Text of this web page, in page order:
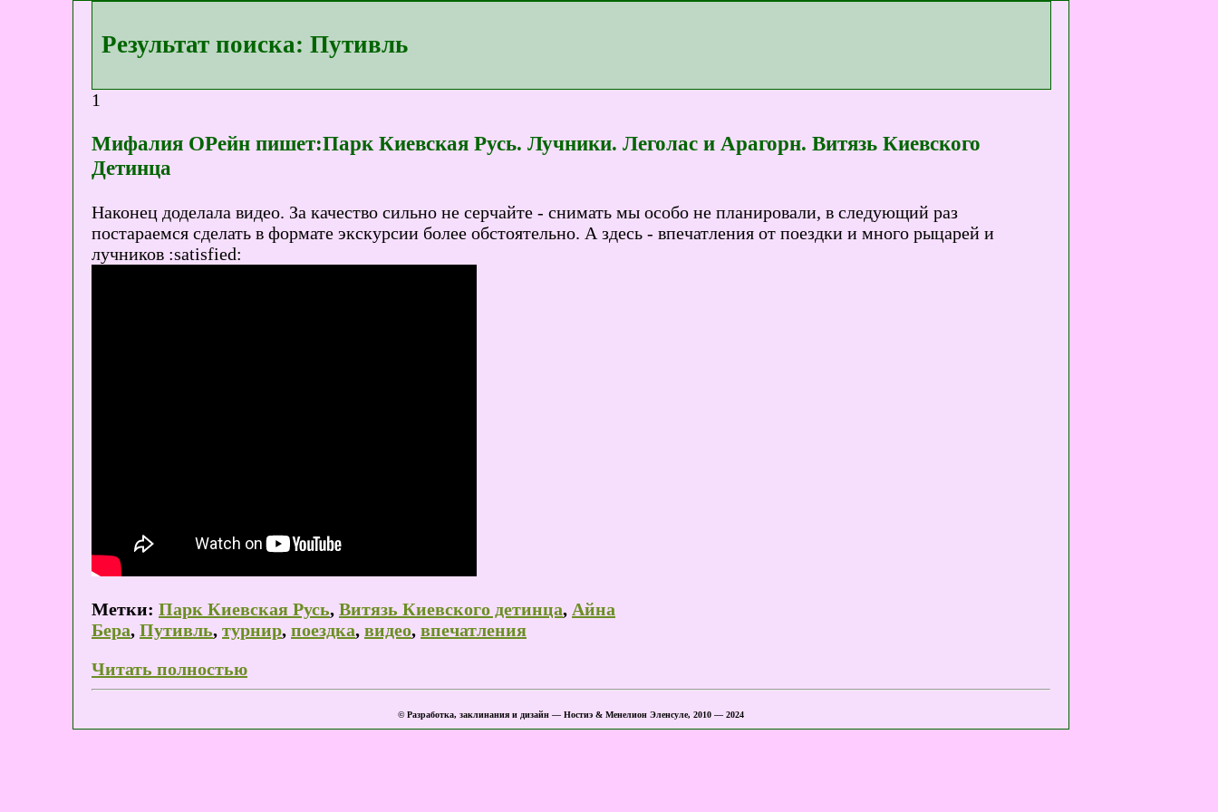
Результат поиска: Путивль
1
Мифалия ОРейн пишет:Парк Киевская Русь. Лучники. Леголас и Арагорн. Витязь Киевского
Детинца
Наконец доделала видео. За качество сильно не серчайте - снимать мы особо не планировали, в следующий раз
постараемся сделать в формате экскурсии более обстоятельно. А здесь - впечатления от поездки и много рыцарей и
лучников :satisfied:
Метки: Парк Киевская Русь, Витязь Киевского детинца, Айна
Бера, Путивль, турнир, поездка, видео, впечатления
Читать полностью
© Разработка, заклинания и дизайн — Ностиэ & Менелион Эленсуле, 2010 — 2024